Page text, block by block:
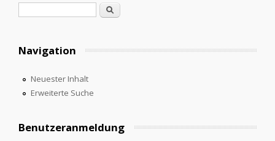
Suche
Navigation
Neuester Inhalt
Erweiterte Suche
Benutzeranmeldung